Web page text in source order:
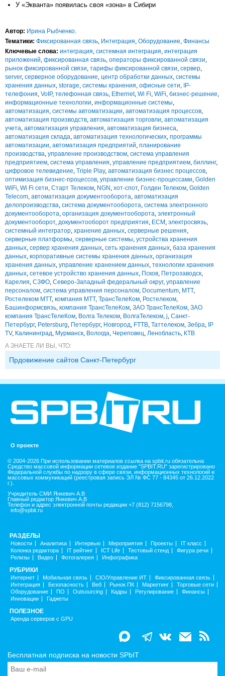
У «Экванта» появилась своя «зона» в Сибири
Автор: Ирина Рыбченко
Тематики: Фиксированная связь Интеграция Оборудование Финансы
Ключевые слова: интеграция системная интеграция интеграция
приложений фиксированная связь операторы фиксированной связи
рынок фиксированной связи тарифы фиксированной связи сервер
server, серверное оборудование центр обработки данных системы
хранения данных storage системы хранения офисные сети IP-
телефония VoIP, телефонная связь Ethernet, Wi Fi WiFi бизнес-решение
информационные технологии информационные системы
автоматизация системы автоматизации автоматизация процессов
автоматизация производств автоматизация торговли автоматизация
учета автоматизация управления автоматизация бизнеса
автоматизация склада автоматизация технологических программы
автоматизации автоматизация предприятий планирование
производства управление производством система управления
предприятием система управления управление предприятием биллинг,
цифровое телевидение Triple Play, автоматизация бизнес процессов
оптимизация бизнес-процессов управление бизнес-процессами Golden
WiFi Wi Fi сети Старт Телеком NGN хот-спот, Голден Телеком Golden
Telecom автоматизация документооборота автоматизация
делопроизводства система документооборота система электронного
документооборота организация документооборота электронный
документооборот, документооборот предприятия ECM электросвязь
системный интегратор хранение данных серверные решения
серверные платформы серверные системы устройства хранения
данных сервер хранения данных сеть хранения данных база хранения
данных корпоративные системы хранения данных организация
хранения данных управление хранением данных технологии хранения
данных сетевое устройство хранения данных Псков Петрозаводск
Карелия СЗФО Северо-Западный федеральный округ, управление
персоналом система управления персоналом Documentum МТТ,
Ростелеком МТТ, компания МТТ, ТрансТелеКом Ростелеком
Башинформсвязь компания ТрансТелеКом ЗАО ТрансТелеКом ЗАО
компания ТрансТелеКом Волга Телеком ВолгаТелеком j Санкт-
Петербург, Petersburg Петербург, Новгород FTTB Таттелеком Зебра IP
TV, Калининград Мурманск Вологда Череповец Ленобласть КТВ
А ЗНАЕТЕ ЛИ ВЫ, ЧТО:
Прдовижение сайтов Санкт-Петербург
О проекте
© 2004-2026 При использовании материалов ссылка на spbit.ru обязательна
Средство массовой информации сетевое издание "SPBIT.RU" зарегистрировано
Федеральной службы по надзору в сфере связи, информационных технологий и
массовых коммуникаций (реестровая запись ЭЛ № ФС 77 - 84345 от 26.12.2022
г.).
Учредитель СМИ Янкевич А.В
Главный редактор Янкевич А.В
Телефон и адрес электронной почты редакции +7 (812) 7156798,
info@spbit.ru
РАЗДЕЛЫ
Новости Аналитика Интервью Мероприятия Проекты
IT класс
Колонка редактора
IT рейтинг ICT Life Тестовый стенд
Фигура речи
Релизы
Видео Фотогалерея Инфографика
РУБРИКИ
Интернет Мобильная связь CIO/Управление ИТ
Фиксированная связь
Интеграция
Безопасность Веб Рынок ПК Маркетинг
Торговые сети
Оборудование
ПО Outsourcing Кадры Регулирование
Финансы
Инновации
Гаджеты
ПОЛЕЗНОЕ
Аренда серверов с GPU
Бесплатная подписка на новости SPbIT